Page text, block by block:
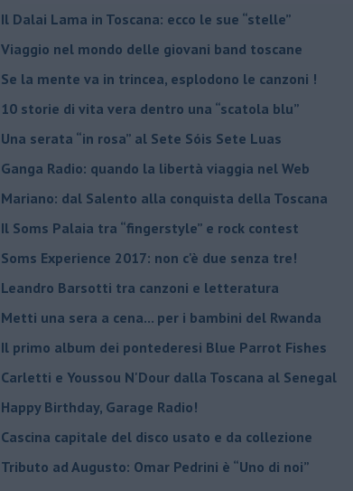
Il Dalai Lama in Toscana: ecco le sue “stelle”
Viaggio nel mondo delle giovani band toscane
Se la mente va in trincea, esplodono le canzoni !
​10 storie di vita vera dentro una “scatola blu”
​Una serata “in rosa” al Sete Sóis Sete Luas
Ganga Radio: quando la libertà viaggia nel Web
Mariano: dal Salento alla conquista della Toscana
​Il Soms Palaia tra “fingerstyle” e rock contest
Soms Experience 2017: non c'è due senza tre!
​Leandro Barsotti tra canzoni e letteratura
​Metti una sera a cena... per i bambini del Rwanda
​Il primo album dei pontederesi Blue Parrot Fishes
Carletti e Youssou N'Dour dalla Toscana al Senegal
Happy Birthday, Garage Radio!
​Cascina capitale del disco usato e da collezione
Tributo ad Augusto: Omar Pedrini è “Uno di noi”